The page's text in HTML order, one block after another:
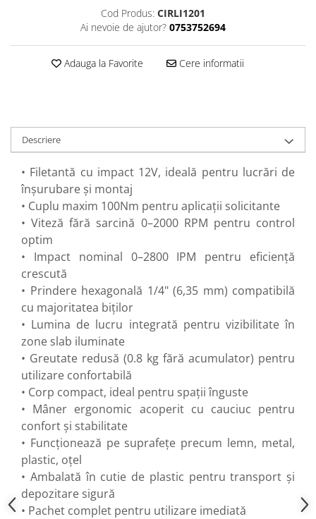
Oale și vase de gătit
Pompă, hidrofor
presiune
Prelate și Folii de Protecție
Prelungitoare
Rindele electrice
Accesorii rindele
Scule electrice
Accesorii pentru polizor
Accesorii scule electrice
Compresoare aer
Fierastrau sabie
Fierăstrău circular
Flexuri
Mixere mortar
Motoare electrice
Pistoale de bătut cuie
Polizoare
Seturi aparate electrice
Testere electrice
Unelte multifuncționale
Vibratoare pentru beton
Scule manuale
Cod Produs: CIRLI1201
Ai nevoie de ajutor? 0753752694
Adauga la Favorite Cere informatii
Descriere
• Filetantă cu impact 12V, ideală pentru lucrări de
înșurubare și montaj
• Cuplu maxim 100Nm pentru aplicații solicitante
• Viteză fără sarcină 0–2000 RPM pentru control
optim
• Impact nominal 0–2800 IPM pentru eficiență
crescută
• Prindere hexagonală 1/4" (6,35 mm) compatibilă
cu majoritatea biților
• Lumina de lucru integrată pentru vizibilitate în
zone slab iluminate
• Greutate redusă (0.8 kg fără acumulator) pentru
utilizare confortabilă
• Corp compact, ideal pentru spații înguste
• Mâner ergonomic acoperit cu cauciuc pentru
confort și stabilitate
• Funcționează pe suprafețe precum lemn, metal,
plastic, oțel
• Ambalată în cutie de plastic pentru transport și
depozitare sigură
• Pachet complet pentru utilizare imediată